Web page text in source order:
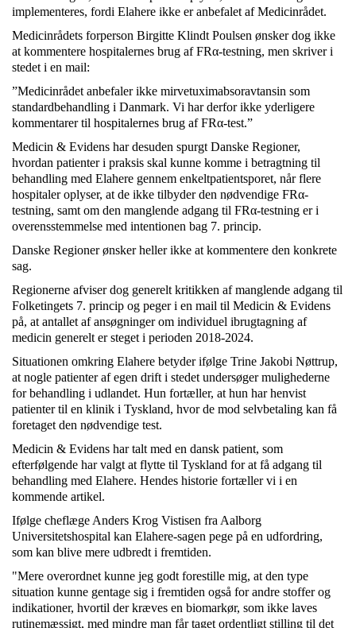
implementeres, fordi Elahere ikke er anbefalet af Medicinrådet.
Medicinrådets forperson Birgitte Klindt Poulsen ønsker dog ikke
at kommentere hospitalernes brug af FRα-testning, men skriver i
stedet i en mail:
”Medicinrådet anbefaler ikke mirvetuximabsoravtansin som
standardbehandling i Danmark. Vi har derfor ikke yderligere
kommentarer til hospitalernes brug af FRα-test.”
Medicin & Evidens har desuden spurgt Danske Regioner,
hvordan patienter i praksis skal kunne komme i betragtning til
behandling med Elahere gennem enkeltpatientsporet, når flere
hospitaler oplyser, at de ikke tilbyder den nødvendige FRα-
testning, samt om den manglende adgang til FRα-testning er i
overensstemmelse med intentionen bag 7. princip.
Danske Regioner ønsker heller ikke at kommentere den konkrete
sag.
Regionerne afviser dog generelt kritikken af manglende adgang til
Folketingets 7. princip og peger i en mail til Medicin & Evidens
på, at antallet af ansøgninger om individuel ibrugtagning af
medicin generelt er steget i perioden 2018-2024.
Situationen omkring Elahere betyder ifølge Trine Jakobi Nøttrup,
at nogle patienter af egen drift i stedet undersøger mulighederne
for behandling i udlandet. Hun fortæller, at hun har henvist
patienter til en klinik i Tyskland, hvor de mod selvbetaling kan få
foretaget den nødvendige test.
Medicin & Evidens har talt med en dansk patient, som
efterfølgende har valgt at flytte til Tyskland for at få adgang til
behandling med Elahere. Hendes historie fortæller vi i en
kommende artikel.
Ifølge cheflæge Anders Krog Vistisen fra Aalborg
Universitetshospital kan Elahere-sagen pege på en udfordring,
som kan blive mere udbredt i fremtiden.
"Mere overordnet kunne jeg godt forestille mig, at den type
situation kunne gentage sig i fremtiden også for andre stoffer og
indikationer, hvortil der kræves en biomarkør, som ikke laves
rutinemæssigt, med mindre man får taget ordentligt stilling til det